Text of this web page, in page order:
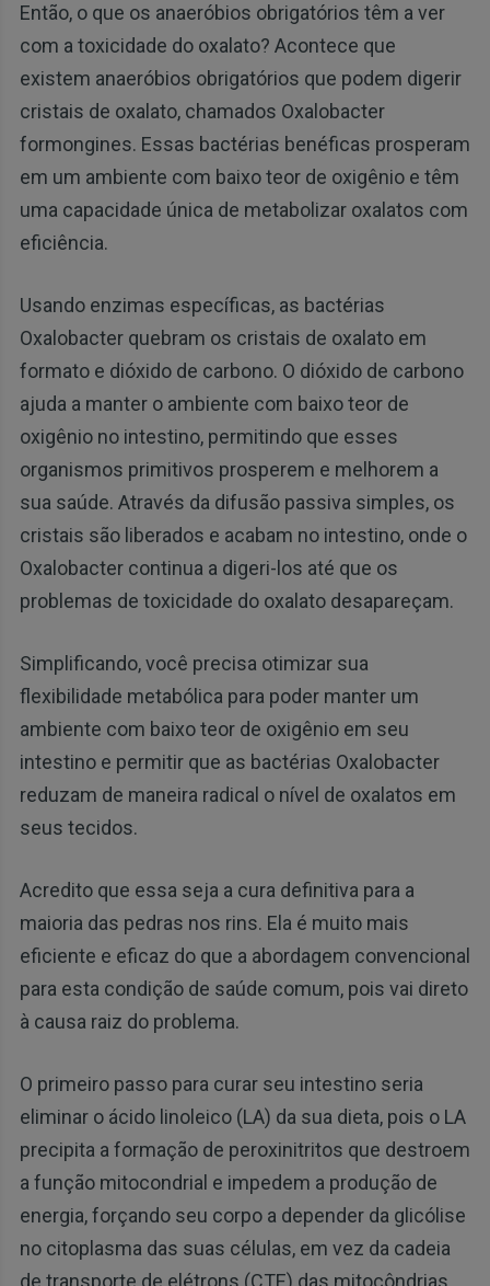
Então, o que os anaeróbios obrigatórios têm a ver
com a toxicidade do oxalato? Acontece que
existem anaeróbios obrigatórios que podem digerir
cristais de oxalato, chamados Oxalobacter
formongines. Essas bactérias benéficas prosperam
em um ambiente com baixo teor de oxigênio e têm
uma capacidade única de metabolizar oxalatos com
eficiência.
Usando enzimas específicas, as bactérias
Oxalobacter quebram os cristais de oxalato em
formato e dióxido de carbono. O dióxido de carbono
ajuda a manter o ambiente com baixo teor de
oxigênio no intestino, permitindo que esses
organismos primitivos prosperem e melhorem a
sua saúde. Através da difusão passiva simples, os
cristais são liberados e acabam no intestino, onde o
Oxalobacter continua a digeri-los até que os
problemas de toxicidade do oxalato desapareçam.
Simplificando, você precisa otimizar sua
flexibilidade metabólica para poder manter um
ambiente com baixo teor de oxigênio em seu
intestino e permitir que as bactérias Oxalobacter
reduzam de maneira radical o nível de oxalatos em
seus tecidos.
Acredito que essa seja a cura definitiva para a
maioria das pedras nos rins. Ela é muito mais
eficiente e eficaz do que a abordagem convencional
para esta condição de saúde comum, pois vai direto
à causa raiz do problema.
O primeiro passo para curar seu intestino seria
eliminar o ácido linoleico (LA) da sua dieta, pois o LA
precipita a formação de peroxinitritos que destroem
a função mitocondrial e impedem a produção de
energia, forçando seu corpo a depender da glicólise
no citoplasma das suas células, em vez da cadeia
de transporte de elétrons (CTE) das mitocôndrias.